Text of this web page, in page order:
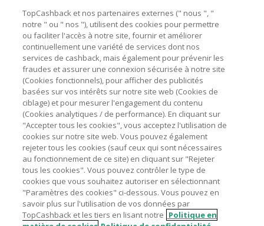
Besoin d'aide ?
Astuces pour économiser
A propos de
Contactez-nous
Mentions légales
Nos sites UK US CN JP DE AU
TopCashback et nos partenaires externes (" nous ", "
notre " ou " nos "), utilisent des cookies pour permettre
ou faciliter l'accès à notre site, fournir et améliorer
continuellement une variété de services dont nos
services de cashback, mais également pour prévenir les
fraudes et assurer une connexion sécurisée à notre site
(Cookies fonctionnels), pour afficher des publicités
basées sur vos intérêts sur notre site web (Cookies de
ciblage) et pour mesurer l'engagement du contenu
(Cookies analytiques / de performance). En cliquant sur
"Accepter tous les cookies", vous acceptez l'utilisation de
cookies sur notre site web. Vous pouvez également
rejeter tous les cookies (sauf ceux qui sont nécessaires
au fonctionnement de ce site) en cliquant sur "Rejeter
tous les cookies". Vous pouvez contrôler le type de
cookies que vous souhaitez autoriser en sélectionnant
"Paramètres des cookies" ci-dessous. Vous pouvez en
savoir plus sur l'utilisation de vos données par
TopCashback et les tiers en lisant notre Politique en